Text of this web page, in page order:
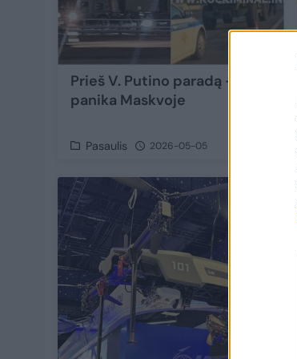
Prieš V. Putino paradą –
panika Maskvoje
Pasaulis 2026-05-05